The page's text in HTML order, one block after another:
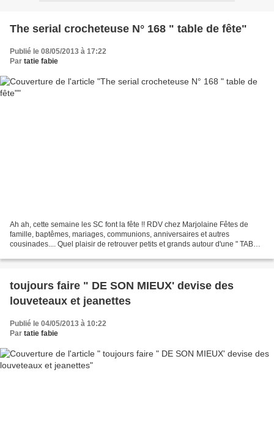
The serial crocheteuse N° 168 " table de fête"
Publié le 08/05/2013 à 17:22
Par tatie fabie
Ah ah, cette semaine les SC font la fête !! RDV chez Marjolaine Fêtes de
famille, baptêmes, mariages, communions, anniversaires et autres
cousinades.... Quel plaisir de retrouver petits et grands autour d'une " TABLE
toujours faire " DE SON MIEUX' devise des
louveteaux et jeanettes
Publié le 04/05/2013 à 10:22
Par tatie fabie